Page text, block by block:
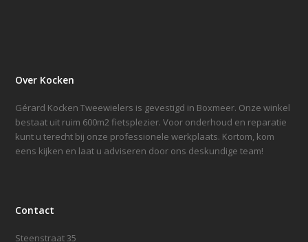
Over Kocken
Gérard Kocken Tweewielers is gevestigd in Boxmeer. Onze winkel
bestaat uit ruim 600m2 fietsplezier. Voor onderhoud en reparatie
kunt u terecht bij onze professionele werkplaats. Kortom, kom
eens kijken en laat u adviseren door ons deskundige team!
Contact
Steenstraat 35